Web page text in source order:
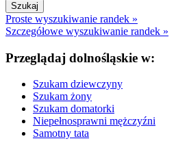
Proste wyszukiwanie randek »
Szczegółowe wyszukiwanie randek »
Przeglądaj dolnośląskie w:
Szukam dziewczyny
Szukam żony
Szukam domatorki
Niepełnosprawni mężczyźni
Samotny tata